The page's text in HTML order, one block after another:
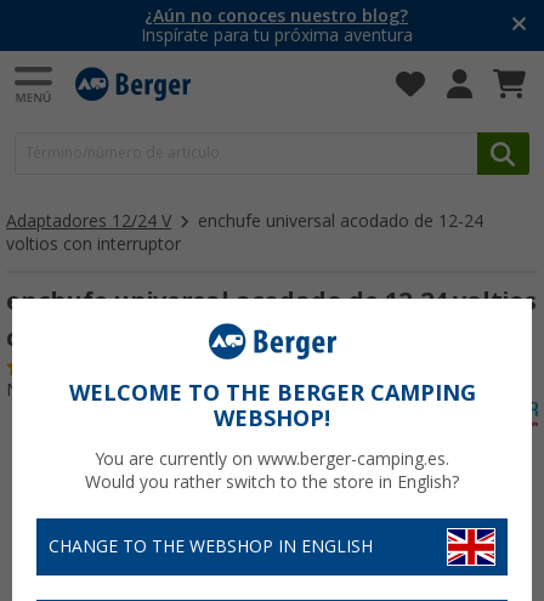
¿Aún no conoces nuestro blog?
Inspírate para tu próxima aventura
Adaptadores 12/24 V
enchufe universal acodado de 12-24
voltios con interruptor
enchufe universal acodado de 12-24 voltios
con interruptor
Nº de artículo 166080
WELCOME TO THE BERGER CAMPING
WEBSHOP!
You are currently on www.berger-camping.es.
Would you rather switch to the store in English?
CHANGE TO THE WEBSHOP IN ENGLISH